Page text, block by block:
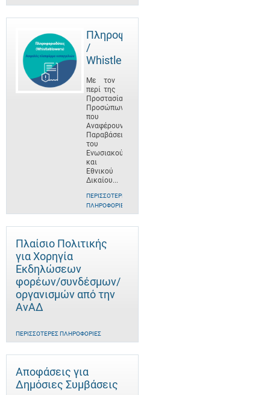
Πληροφοριοδότες
/
Whistleblowers
Με τον
περί της
Προστασίας
Προσώπων
που
Αναφέρουν
Παραβάσεις
του
Ενωσιακού
και
Εθνικού
Δικαίου...
ΠΕΡΙΣΣΌΤΕΡΕΣ
ΠΛΗΡΟΦΟΡΊΕΣ
Πλαίσιο Πολιτικής
για Χορηγία
Εκδηλώσεων
φορέων/συνδέσμων/
οργανισμών από την
ΑνΑΔ
ΠΕΡΙΣΣΌΤΕΡΕΣ ΠΛΗΡΟΦΟΡΊΕΣ
Αποφάσεις για
Δημόσιες Συμβάσεις